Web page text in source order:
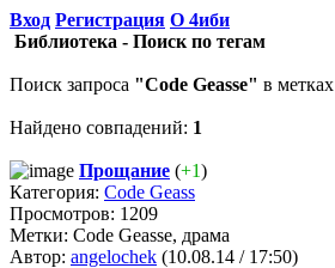
Вход Регистрация О 4иби
Библиотека - Поиск по тегам
Поиск запроса "Code Geasse" в метках
Найдено совпадений: 1
Прощание (+1)
Категория: Code Geass
Просмотров: 1209
Метки: Code Geasse, драма
Автор: angelochek (10.08.14 / 17:50)